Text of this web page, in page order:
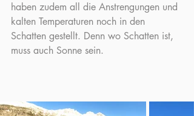
haben zudem all die Anstrengungen und
kalten Temperaturen noch in den
Schatten gestellt. Denn wo Schatten ist,
muss auch Sonne sein.